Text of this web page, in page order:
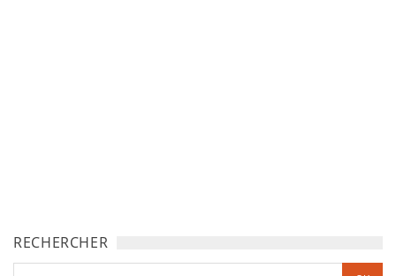
RECHERCHER